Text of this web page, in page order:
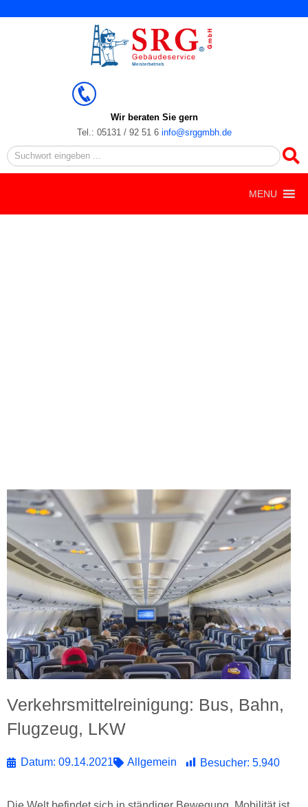
Wir beraten Sie gern
Tel.: 05131 / 92 51 6 info@srggmbh.de
Search
MENU
Verkehrsmittelreinigung: Bus, Bahn,
Flugzeug, LKW
Datum: 09.14.2021 Allgemein Besucher: 5.940